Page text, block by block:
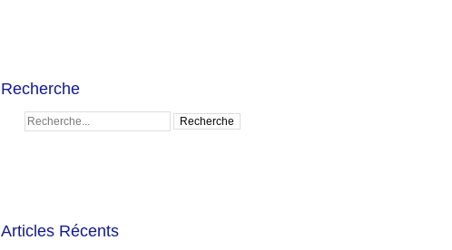
Recherche
Articles Récents